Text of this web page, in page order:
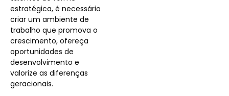
estratégica, é necessário
criar um ambiente de
trabalho que promova o
crescimento, ofereça
oportunidades de
desenvolvimento e
valorize as diferenças
geracionais.